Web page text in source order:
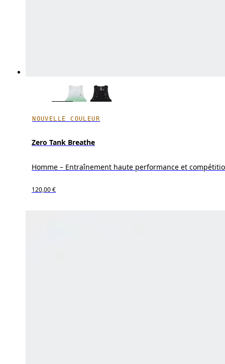
NOUVELLE COULEUR
Zero Tank Breathe
Homme – Entraînement haute performance et
120,00 €